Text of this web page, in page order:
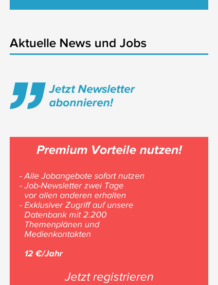
Aktuelle News und Jobs
Jetzt Newsletter
abonnieren!
Premium Vorteile nutzen!
- Alle Jobangebote sofort nutzen
- Job-Newsletter zwei Tage
vor allen anderen erhalten
- Exklusiver Zugriff auf unsere
Datenbank mit 2.200
Themenplänen und
Medienkontakten
12 €/Jahr
Jetzt registrieren